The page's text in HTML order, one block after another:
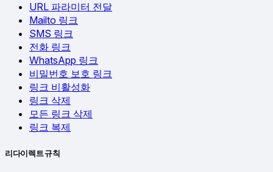
URL 파라미터 전달
Mailto 링크
SMS 링크
전화 링크
WhatsApp 링크
비밀번호 보호 링크
링크 비활성화
링크 삭제
모든 링크 삭제
링크 복제
리다이렉트 규칙